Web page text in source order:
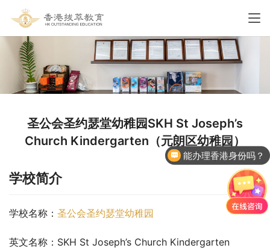
圣公会圣约瑟堂幼稚园SKH St Joseph’s
Church Kindergarten（元朗区幼稚园）
学校简介
学校名称： 圣公会圣约瑟堂幼稚园
英文名称：SKH St Joseph’s Church Kindergarten
能办理香港身份吗？
香港国际学校申请